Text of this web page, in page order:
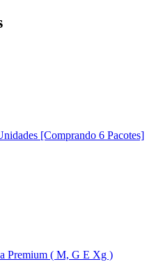
[Comprando 6 Pacotes]
Premium ( M, G E Xg )